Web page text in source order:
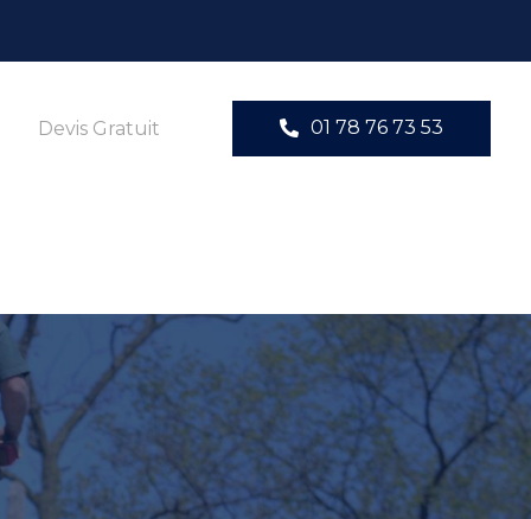
Devis Gratuit 01 78 76 73 53